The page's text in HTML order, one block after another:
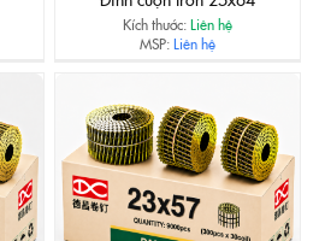
Kích thước:Liên hệ
MSP:Liên hệ